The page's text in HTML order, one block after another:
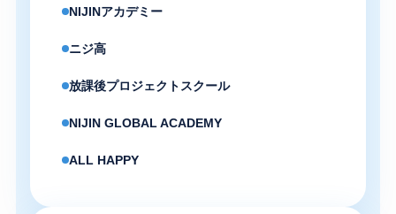
NIJINアカデミー
ニジ高
放課後プロジェクトスクール
NIJIN GLOBAL ACADEMY
ALL HAPPY